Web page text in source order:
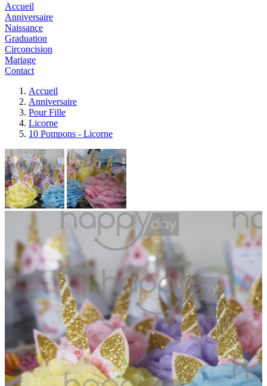
Accueil
Anniversaire
Naissance
Graduation
Circoncision
Mariage
Contact
Accueil
Anniversaire
Pour Fille
Licorne
10 Pompons - Licorne